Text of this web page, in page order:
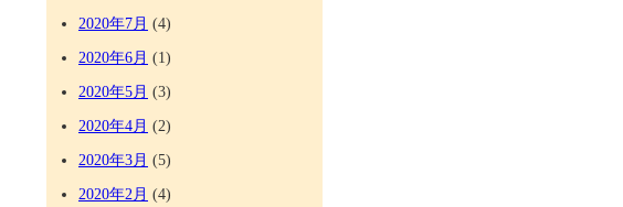
2020年7月 (4)
2020年6月 (1)
2020年5月 (3)
2020年4月 (2)
2020年3月 (5)
2020年2月 (4)